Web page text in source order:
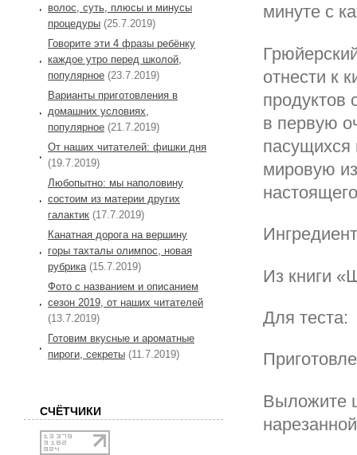
минуте с
отнести к
продуктов
в первую
пасущихся
мировую
Из книги
Для теста:
Выложите
волос, суть, плюсы и минусы
процедуры (25.7.2019)
Говорите эти 4 фразы ребёнку
каждое утро перед школой,
популярное (23.7.2019)
Варианты приготовления в
домашних условиях,
популярное (21.7.2019)
От наших читателей: фишки дня
(19.7.2019)
Любопытно: мы наполовину
состоим из материи других
галактик (17.7.2019)
Канатная дорога на вершину
горы тахталы олимпос, новая
рубрика (15.7.2019)
Фото с названием и описанием
сезон 2019, от наших читателей
(13.7.2019)
Готовим вкусные и ароматные
пироги, секреты (11.7.2019)
СЧЁТЧИКИ